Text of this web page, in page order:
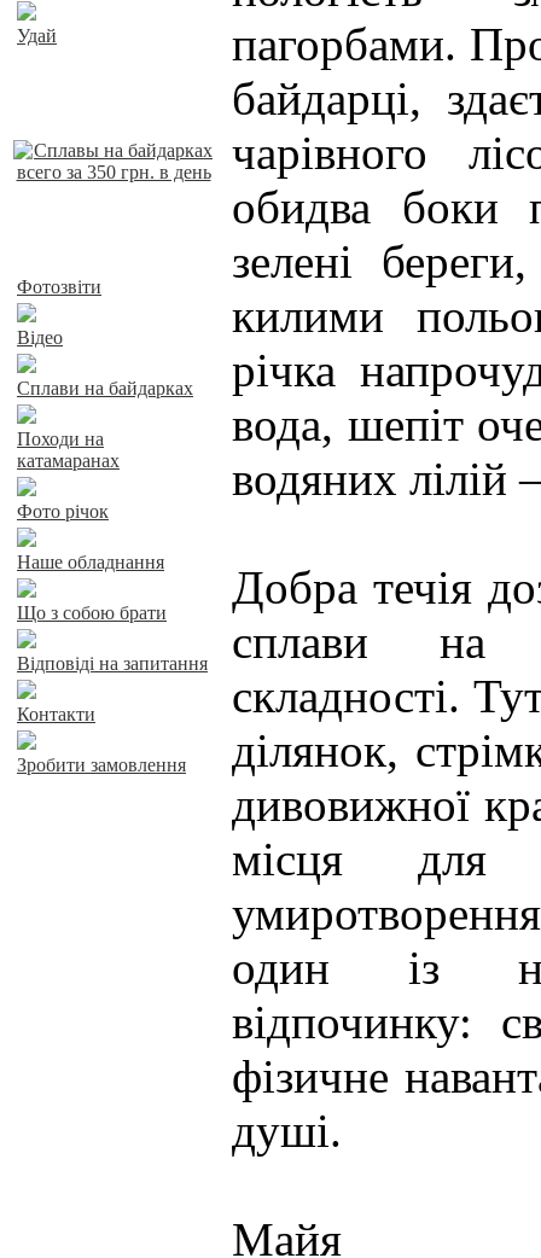
Удай
Фотозвіти
Відео
Сплави на байдарках
Походи на
катамаранах
Фото річок
Наше обладнання
Що з собою брати
Відповіді на запитання
Контакти
Зробити замовлення
пагорбами.
байдарці,
чарівного
обидва боки
зелені
килими
річка
вода, шепіт
водяних лілій
Добра течія
сплави на
складності.
ділянок,
дивовижної
місця для
один із
відпочинку:
фізичне
душі.
Майя